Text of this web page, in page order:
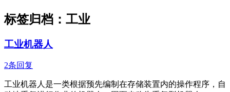
标签归档： 工业
工业机器人
2条回复
工业机器人是一类根据预先编制在存储装置内的操作程序，自